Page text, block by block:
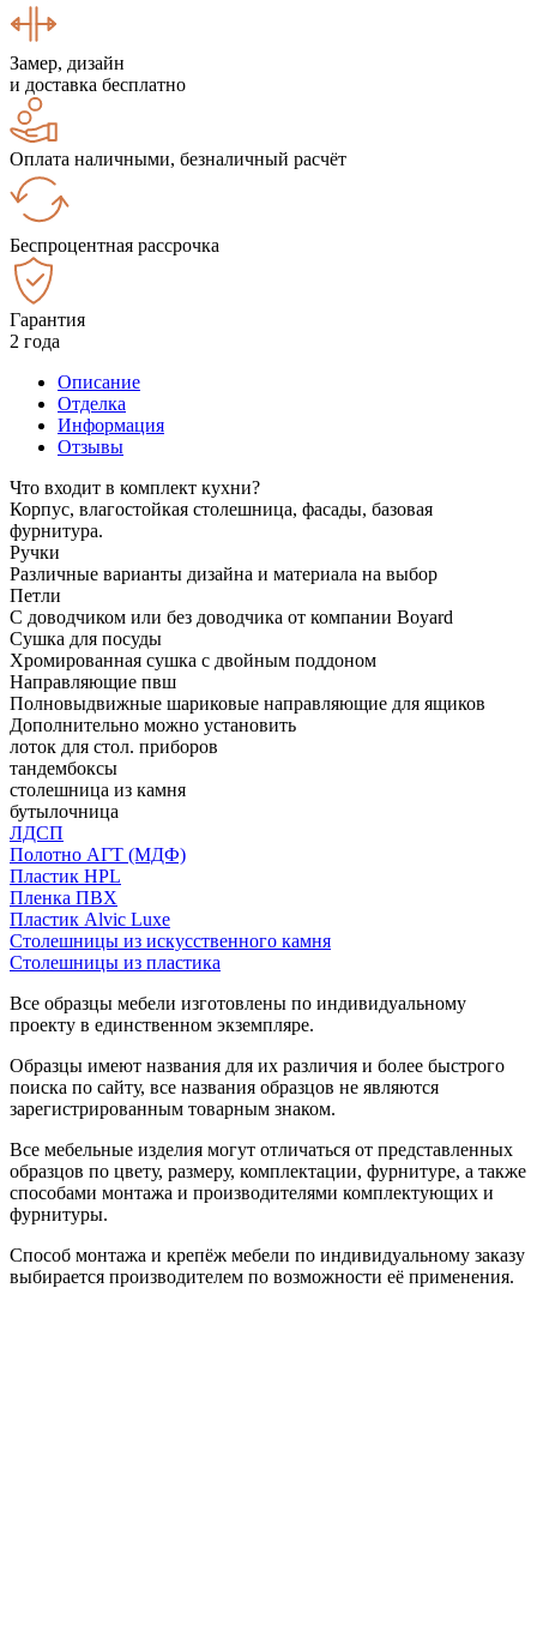
Замер, дизайн
и доставка бесплатно
Оплата наличными, безналичный расчёт
Беспроцентная рассрочка
Гарантия
2 года
Описание
Отделка
Информация
Отзывы
Что входит в комплект кухни?
Корпус, влагостойкая столешница, фасады, базовая
фурнитура.
Ручки
Различные варианты дизайна и материала на выбор
Петли
С доводчиком или без доводчика от компании Boyard
Сушка для посуды
Хромированная сушка с двойным поддоном
Направляющие пвш
Полновыдвижные шариковые направляющие для ящиков
Дополнительно можно установить
лоток для стол. приборов
тандембоксы
столешница из камня
бутылочница
ЛДСП
Полотно АГТ (МДФ)
Пластик HPL
Пленка ПВХ
Пластик Alvic Luxe
Столешницы из искусственного камня
Столешницы из пластика
Все образцы мебели изготовлены по индивидуальному
проекту в единственном экземпляре.
Образцы имеют названия для их различия и более быстрого
поиска по сайту, все названия образцов не являются
зарегистрированным товарным знаком.
Все мебельные изделия могут отличаться от представленных
образцов по цвету, размеру, комплектации, фурнитуре, а также
способами монтажа и производителями комплектующих и
фурнитуры.
Способ монтажа и крепёж мебели по индивидуальному заказу
выбирается производителем по возможности её применения.